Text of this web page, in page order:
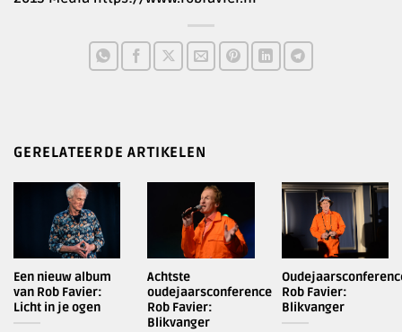
GERELATEERDE ARTIKELEN
Een nieuw album
van Rob Favier:
Licht in je ogen
Achtste
oudejaarsconference
Rob Favier:
Blikvanger
Rob Favier:
Blikvanger